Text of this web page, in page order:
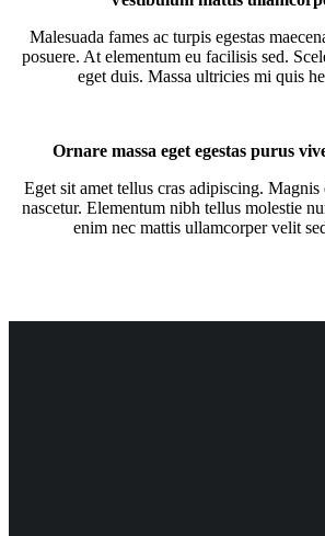
Malesuada fames ac turpis egestas
posuere. At elementum eu facilisis sed.
eget duis. Massa ultricies mi quis
Ornare massa eget egestas purus
Eget sit amet tellus cras adipiscing. Magnis
nascetur. Elementum nibh tellus molestie
enim nec mattis ullamcorper velit